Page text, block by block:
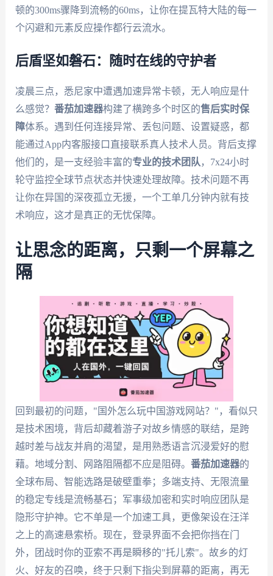
顿的300ms骤降到流畅的60ms，让你在提瓦特大陆的每一
个闪避和元素反应操作都行云流水。
后盾坚如磐石：随时在线的守护者
凌晨三点，悉尼家中遭遇加速异常卡顿，无人响应是什
么感觉？ 番茄加速器构建了横跨多个时区的售后实时保
障体系。遇到任何连接异常、丢包问题、设置疑惑，都
能通过App内客服接口直接联系真人技术人员。背后支撑
他们的，是一支经验丰富的专业的技术团队 ，7x24小时
轮守监控全球节点状态并快速处理故障。技术问题不再
让你在异国的深夜孤立无援，一个工单几分钟内就有技
术响应，这才是真正的无忧保障。
让思念的距离，只剩一个屏幕之
隔
回到最初的问题，"国外怎么玩中国游戏网站？"，看似只
是技术困境，背后却藏着游子对故乡情感的联结，是跨
越时差与战友并肩的渴望，是用熟悉语言沉浸爱好的慰
藉。地域分割、网路阻隔都不应是阻碍。 番茄加速器的
全球布局、智能选路是破壁重拳；多端支持、无限流量
的稳定专线是流畅基石；军事级加密和实时响应团队是
隐形守护神。它不单是一个加速工具，更像架设在汪洋
之上的高速悬索桥。现在，登录界面不会把你挡在门
外，团战时你的亚索不再是瞬移的"托儿索"。故乡的灯
火、好友的召唤，终于只剩下指尖到屏幕的距离，再无